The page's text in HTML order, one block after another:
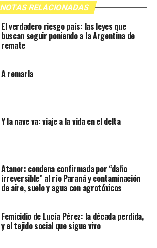
NOTAS RELACIONADAS
El verdadero riesgo país: las leyes que
buscan seguir poniendo a la Argentina de
remate
A remarla
Y la nave va: viaje a la vida en el delta
Atanor: condena confirmada por “daño
irreversible” al río Paraná y contaminación
de aire, suelo y agua con agrotóxicos
Femicidio de Lucía Pérez: la década perdida,
y el tejido social que sigue vivo